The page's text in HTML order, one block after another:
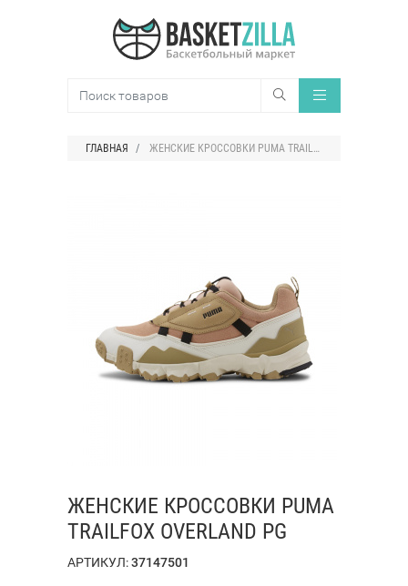
ГЛАВНАЯ ЖЕНСКИЕ КРОССОВКИ PUMA TRAILFOX OVERLAND PG
ЖЕНСКИЕ КРОССОВКИ PUMA
TRAILFOX OVERLAND PG
АРТИКУЛ:37147501